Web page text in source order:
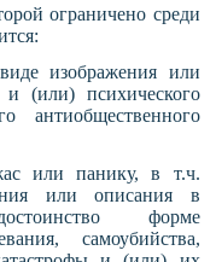
ограничено среди
изображения или
и (или) психического
антиобщественного
или панику, в т.ч.
или описания в
форме
самоубийства,